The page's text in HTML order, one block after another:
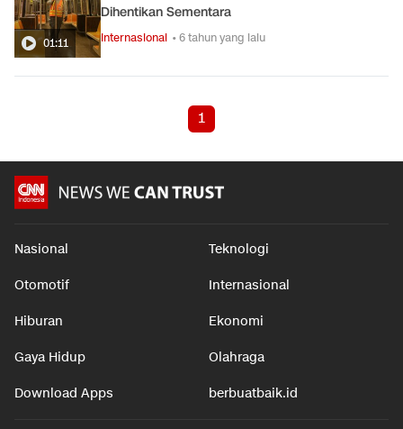
01:11
Dihentikan Sementara
Internasional • 6 tahun yang lalu
1
Nasional Teknologi
Otomotif Internasional
Hiburan Ekonomi
Gaya Hidup Olahraga
Download Apps berbuatbaik.id